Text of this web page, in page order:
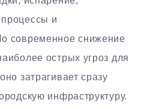
и
современное снижение
острых угроз для
затрагивает сразу
инфраструктуру.